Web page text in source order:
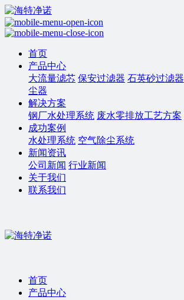
首页
产品中心
大流量滤芯 保安过滤器 石英砂过滤器
尘器
解决方案
钢厂水处理系统 废水零排放工艺方案
成功案例
水处理系统 空气除尘系统
新闻资讯
公司新闻 行业新闻
关于我们
联系我们
首页
产品中心